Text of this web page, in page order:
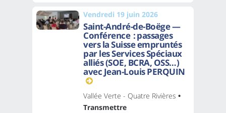
Vendredi 19 juin 2026
Saint-André-de-Boëge —
Conférence : passages
vers la Suisse empruntés
par les Services Spéciaux
alliés (SOE, BCRA, OSS…)
avec Jean-Louis PERQUIN
Vallée Verte - Quatre Rivières •
Transmettre